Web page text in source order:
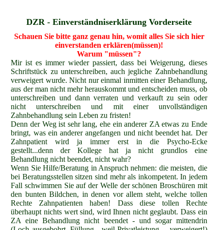
DZR - Einverständniserklärung Vorderseite
Schauen Sie bitte ganz genau hin, womit alles Sie sich hier
einverstanden erklären(müssen)!
Warum "müssen"?
Mir ist es immer wieder passiert, dass bei Weigerung, dieses
Schriftstück zu unterschreiben, auch jegliche Zahnbehandlung
verweigert wurde. Nicht nur einmal inmitten einer Behandlung,
aus der man nicht mehr herauskommt und entscheiden muss, ob
unterschreiben und dann verraten und verkauft zu sein oder
nicht unterschreiben und mit einer unvollständigen
Zahnbehandlung sein Leben zu fristen!
Denn der Weg ist sehr lang, ehe ein anderer ZA etwas zu Ende
bringt, was ein anderer angefangen und nicht beendet hat. Der
Zahnpatient wird ja immer erst in die Psycho-Ecke
gestellt...denn der Kollege hat ja nicht grundlos eine
Behandlung nicht beendet, nicht wahr?
Wenn Sie Hilfe/Beratung in Anspruch nehmen: die meisten, die
bei Beratungsstellen sitzen sind mehr als inkompetent. In jedem
Fall schwimmen Sie auf der Welle der schönen Broschüren mit
den bunten Bildchen, in denen vor allem steht, welche tollen
Rechte Zahnpatienten haben! Dass diese tollen Rechte
überhaupt nichts wert sind, wird Ihnen nicht geglaubt. Dass ein
ZA eine Behandlung nicht beendet - und sogar mittendrin